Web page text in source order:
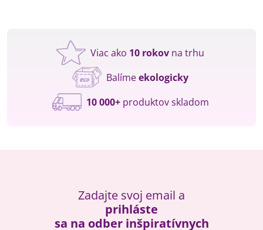
Viac ako 10 rokov na trhu
Balímeekologicky
10 000+produktov skladom
Zadajte svoj email a
prihláste
sa na odber inšpiratívnych